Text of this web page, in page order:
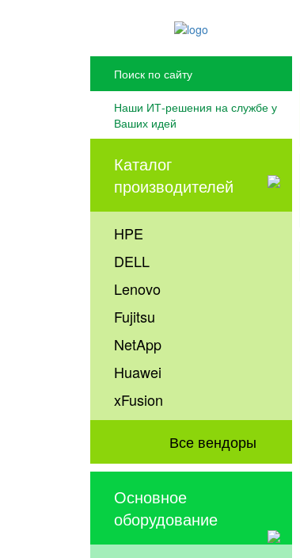
Наши ИТ-решения на службе у
Ваших идей
Каталог
производителей
HPE
DELL
Lenovo
Fujitsu
NetApp
Huawei
xFusion
Все вендоры
Основное
оборудование